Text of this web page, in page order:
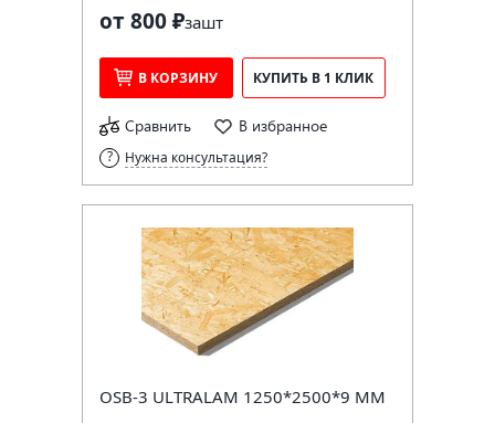
от 800 ₽зашт
В КОРЗИНУ КУПИТЬ В 1 КЛИК
Сравнить В избранное
Нужна консультация?
OSB-3 ULTRALAM 1250*2500*9 ММ